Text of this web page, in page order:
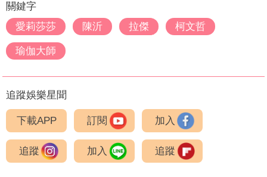
關鍵字
愛莉莎莎
陳沂 拉傑 柯文哲
瑜伽大師
追蹤娛樂星聞
下載APP 訂閱 加入
追蹤 加入 追蹤